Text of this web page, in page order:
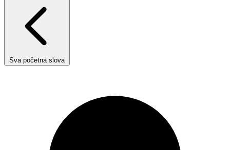
Sva početna slova